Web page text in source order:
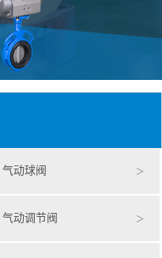
气动球阀 >
气动调节阀 >